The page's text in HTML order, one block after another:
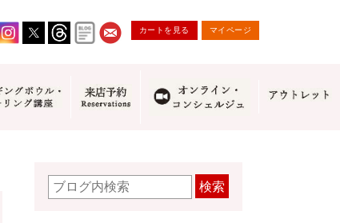
カートを見る マイページ
検索